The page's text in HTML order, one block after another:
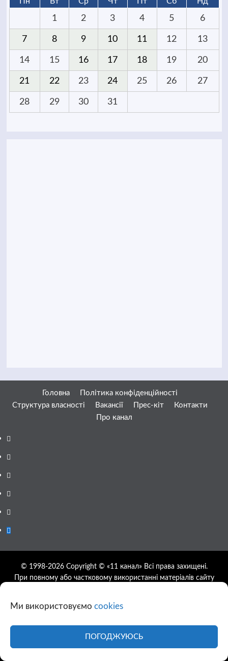
Ми використовуємо cookies
ПОГОДЖУЮСЬ
1 2 3 4 5 6
7 8 9 10 11 12 13
14 15 16 17 18 19 20
21 22 23 24 25 26 27
28 29 30 31
Головна
Політика конфіденційності
Структура власності
Вакансії Прес-кіт
Контакти
Про канал
Facebook
YouTube
Telegram
Instagram
Twitter
Google
© 1998-2026 Copyright © «11 канал» Всі права захищені.
При повному або частковому використанні матеріалів сайту
дозволяється за умови посилання на джерело та прямого